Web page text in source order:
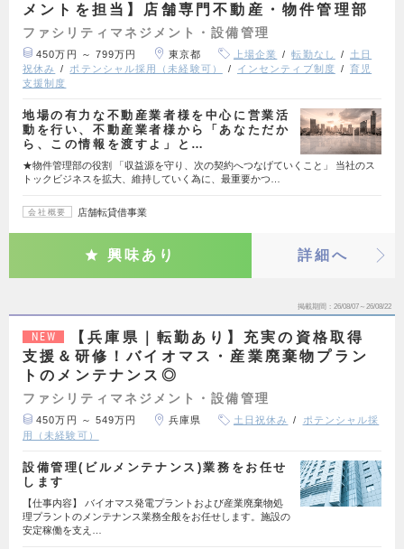
メントを担当】店舗専門不動産・物件管理部
ファシリティマネジメント・設備管理
450万円 ～ 799万円 東京都 上場企業 転勤なし
土日
祝休み
ポテンシャル採用（未経験可） インセンティブ制度
育児
支援制度
地場の有力な不動産業者様を中心に営業活
動を行い、不動産業者様から「あなただか
ら、この情報を渡すよ」と…
★物件管理部の役割 「収益源を守り、次の契約へつなげていくこと」 当社のス
トックビジネスを拡大、維持していく為に、最重要かつ…
会社概要 店舗転貸借事業
興味あり 詳細へ
掲載期間 26/08/07～26/08/22
NEW
【兵庫県｜転勤あり】充実の資格取得
支援＆研修！バイオマス・産業廃棄物プラン
トのメンテナンス◎
ファシリティマネジメント・設備管理
450万円 ～ 549万円 兵庫県 土日祝休み
ポテンシャル採
用（未経験可）
設備管理(ビルメンテナンス)業務をお任せ
します
【仕事内容】 バイオマス発電プラントおよび産業廃棄物処
理プラントのメンテナンス業務全般をお任せします。施設の
安定稼働を支え…